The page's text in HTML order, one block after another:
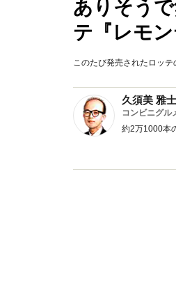
ありそう
テ『レモン
このたび発売されたロッ
久須美 雅士
コンビニグル
約2万1000本